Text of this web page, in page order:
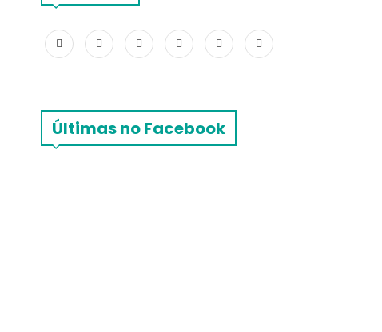
Últimas no Facebook